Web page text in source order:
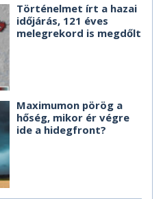
Történelmet írt a hazai
időjárás, 121 éves
melegrekord is megdőlt
Maximumon pörög a
hőség, mikor ér végre
ide a hidegfront?